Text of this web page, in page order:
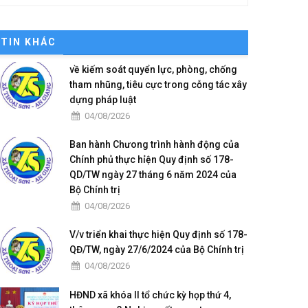
TIN KHÁC
về kiếm soát quyển lực, phòng, chống
tham nhũng, tiêu cực trong cỗng tác xây
dựng pháp luật
04/08/2026
Ban hành Chưong trình hành động của
Chính phủ thực hỉện Quy định số 178-
QD/TW ngày 27 tháng 6 năm 2024 của
Bộ Chính trị
04/08/2026
V/v triển khai thực hiện Quy định số 178-
QĐ/TW, ngày 27/6/2024 của Bộ Chính trị
04/08/2026
HĐND xã khóa II tổ chức kỳ họp thứ 4,